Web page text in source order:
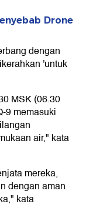
Drone
dengan
'untuk
MSK (06.30
9 memasuki
air," kata
mereka,
dengan aman
kata